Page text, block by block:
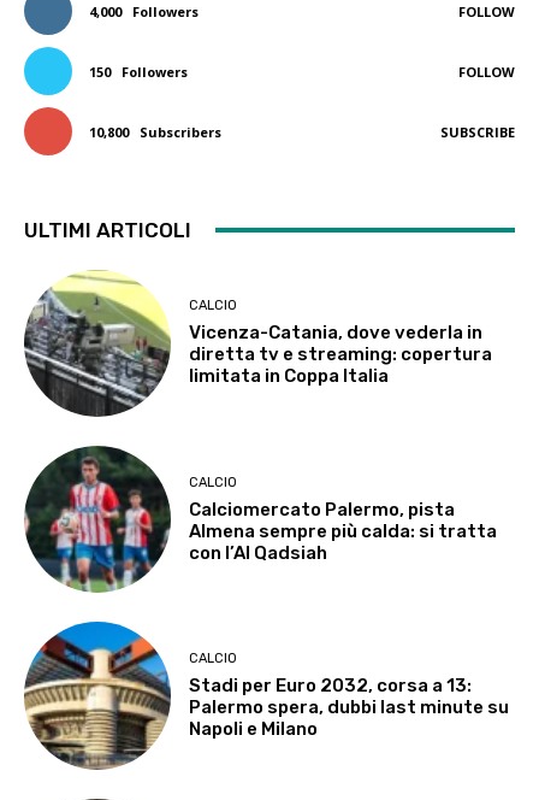
4,000 Followers FOLLOW
150 Followers FOLLOW
10,800 Subscribers SUBSCRIBE
ULTIMI ARTICOLI
CALCIO
Vicenza-Catania, dove vederla in
diretta tv e streaming: copertura
limitata in Coppa Italia
CALCIO
Calciomercato Palermo, pista
Almena sempre più calda: si tratta
con l’Al Qadsiah
CALCIO
Stadi per Euro 2032, corsa a 13:
Palermo spera, dubbi last minute su
Napoli e Milano